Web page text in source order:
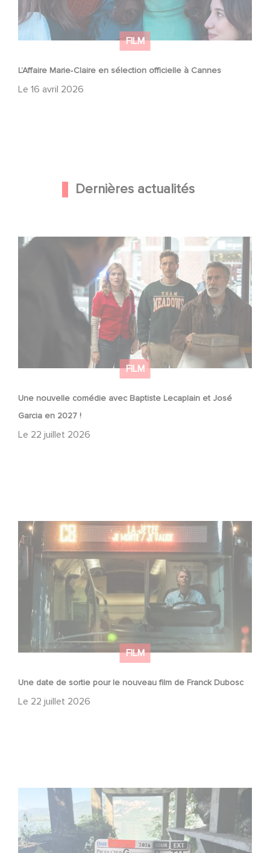
FILM
L’Affaire Marie‑Claire en sélection officielle à Cannes
Le 16 avril 2026
Dernières actualités
FILM
Une nouvelle comédie avec Baptiste Lecaplain et José
Garcia en 2027 !
Le 22 juillet 2026
Une nouvelle comédie avec Baptiste Lecaplain et José
Garcia en 2027 !
FILM
Une date de sortie pour le nouveau film de Franck Dubosc
Le 22 juillet 2026
Une date de sortie pour le nouveau film de Franck
Dubosc
Le tournage de la mini-série Le Roman de Marceau Miller
a débuté